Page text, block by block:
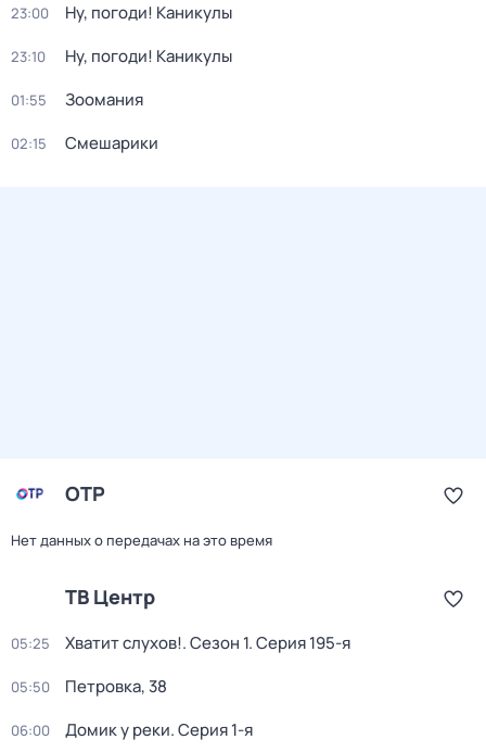
23:00 Ну, погоди! Каникулы
23:10 Ну, погоди! Каникулы
01:55 Зоомания
02:15 Смешарики
ОТР
Нет данных о передачах на это время
ТВ Центр
05:25 Хватит слухов!. Сезон 1. Серия 195-я
05:50 Петровка, 38
06:00 Домик у реки. Серия 1-я